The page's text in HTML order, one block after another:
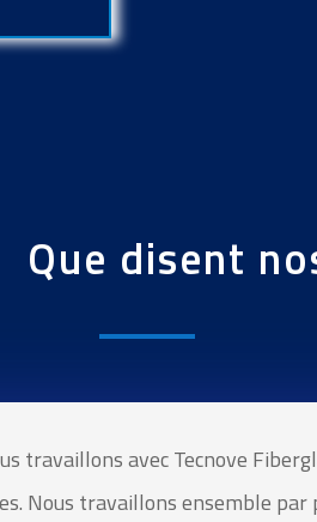
Que disent
travaillons avecTecnove
Nous travaillons ensemble par